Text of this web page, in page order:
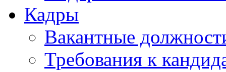
Кадры
Вакантные
Требования к